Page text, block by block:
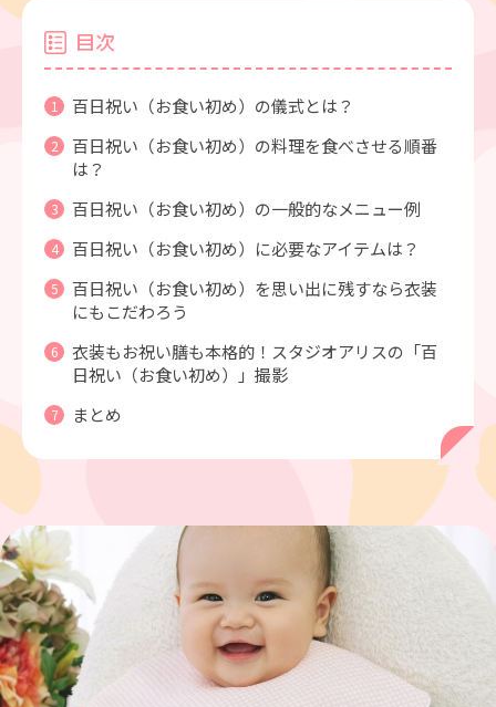
目次
百日祝い（お食い初め）の儀式とは？
百日祝い（お食い初め）の料理を食べさせる順番
は？
百日祝い（お食い初め）の一般的なメニュー例
百日祝い（お食い初め）に必要なアイテムは？
百日祝い（お食い初め）を思い出に残すなら衣装
にもこだわろう
衣装もお祝い膳も本格的！スタジオアリスの「百
日祝い（お食い初め）」撮影
まとめ